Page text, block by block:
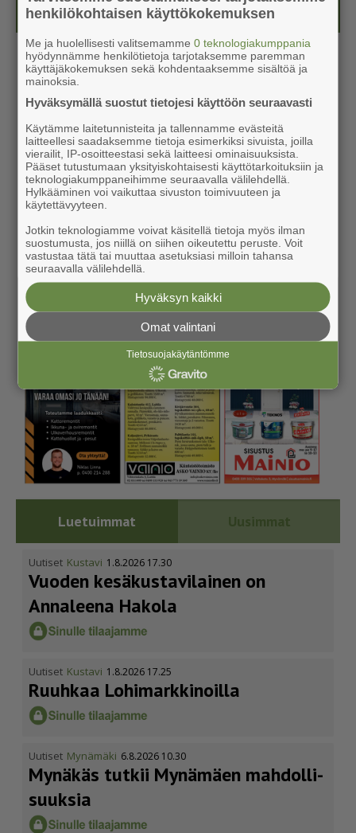
Kesälehti (ilmainen)
Luetuimmat Uusimmat
Uutiset Kustavi 1.8.2026 17.30
Vuoden kesäkus­ta­vi­lainen on
Annaleena Hakola
Uutiset Kustavi 1.8.2026 17.25
Ruuhkaa Lohimark­ki­noilla
Uutiset Mynämäki 6.8.2026 10.30
Mynäkäs tutkii Mynämäen mahdol­li­
suuksia
henkilökohtaisen käyttökokemuksen
Me ja huolellisesti valitsemamme0 teknologiakumppania
hyödynnämme henkilötietoja tarjotaksemme paremman
käyttäjäkokemuksen sekä kohdentaaksemme sisältöä ja
mainoksia.
Hyväksymällä suostut tietojesi käyttöön seuraavasti
Käytämme laitetunnisteita ja tallennamme evästeitä
laitteellesi saadaksemme tietoja esimerkiksi sivuista, joilla
vierailit, IP-osoitteestasi sekä laitteesi ominaisuuksista.
Pääset tutustumaan yksityiskohtaisesti käyttötarkoituksiin ja
teknologiakumppaneihimme seuraavalla välilehdellä.
Hylkääminen voi vaikuttaa sivuston toimivuuteen ja
käytettävyyteen.
Jotkin teknologiamme voivat käsitellä tietoja myös ilman
suostumusta, jos niillä on siihen oikeutettu peruste. Voit
vastustaa tätä tai muuttaa asetuksiasi milloin tahansa
seuraavalla välilehdellä.
Hyväksyn kaikki
Omat valintani
Tietosuojakäytäntömme